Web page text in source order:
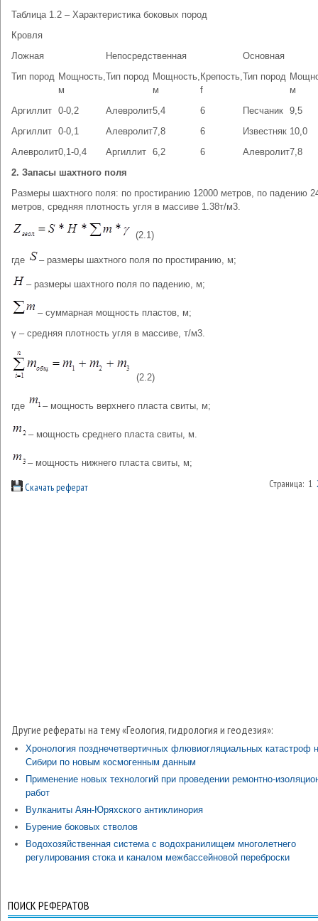
Таблица 1.2 – Характеристика боковых пород
Кровля
Ложная
Непосредственная
Основная
Тип пород Мощность,
м
Тип пород Мощность,
м
Крепость,
f
Тип пород
м
Аргиллит 0-0,2 Алевролит5,4 6 Песчаник 9,5
Аргиллит 0-0,1 Алевролит7,8 6 Известняк 10,0
Алевролит0,1-0,4 Аргиллит 6,2 6 Алевролит7,8
2. Запасы шахтного поля
Размеры шахтного поля: по простиранию 12000 метров, по падению
метров, средняя плотность угля в массиве 1.38т/м3.
(2.1)
где – размеры шахтного поля по простиранию, м;
– размеры шахтного поля по падению, м;
– суммарная мощность пластов, м;
γ – средняя плотность угля в массиве, т/м3.
(2.2)
где – мощность верхнего пласта свиты, м;
– мощность среднего пласта свиты, м.
– мощность нижнего пласта свиты, м;
Скачать реферат Страница: 1
Другие рефераты на тему «Геология, гидрология и геодезия»:
Хронология позднечетвертичных флювиогляциальных катастроф
Сибири по новым космогенным данным
Применение новых технологий при проведении ремонтно-
работ
Вулканиты Аян-Юряхского антиклинория
Бурение боковых стволов
Водохозяйственная система с водохранилищем многолетнего
регулирования стока и каналом межбассейновой переброски
ПОИСК РЕФЕРАТОВ